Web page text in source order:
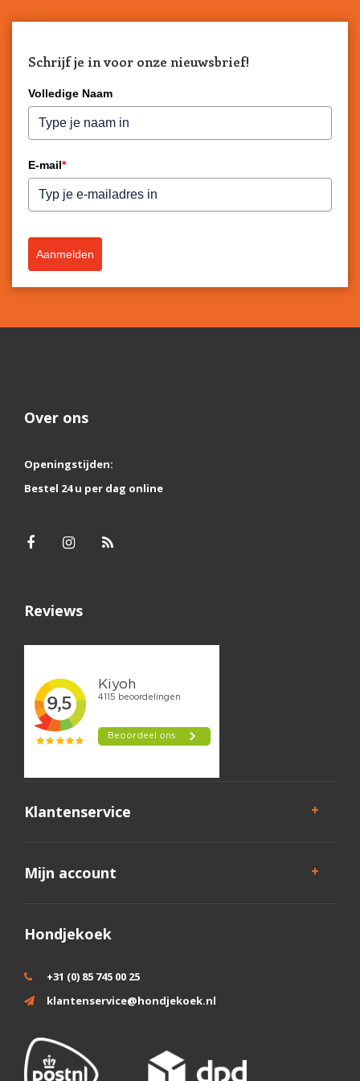
Schrijf je in voor onze nieuwsbrief!
Volledige Naam
E-mail*
Aanmelden
Over ons
Openingstijden:
Bestel 24 u per dag online
Reviews
Klantenservice
Mijn account
Hondjekoek
+31 (0) 85 745 00 25
klantenservice@hondjekoek.nl